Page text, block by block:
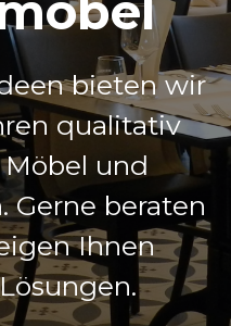
bieten wir
qualitativ
und
Gerne beraten
Ihnen